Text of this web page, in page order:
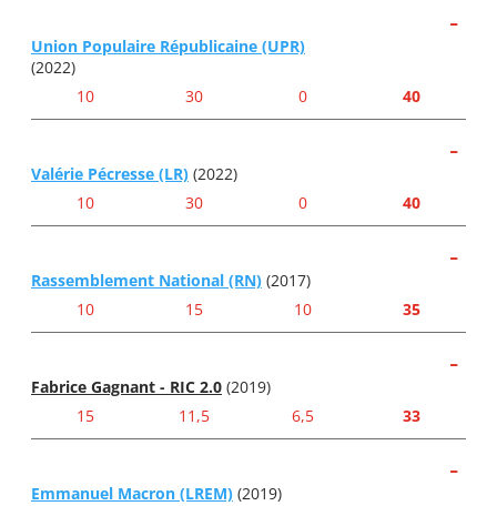
-
Union Populaire Républicaine (UPR)
(2022)
10
30 0 40
-
Valérie Pécresse (LR) (2022)
10
30 0 40
-
Rassemblement National (RN) (2017)
10
15 10 35
-
Fabrice Gagnant - RIC 2.0 (2019)
15
11,5 6,5 33
-
Emmanuel Macron (LREM) (2019)